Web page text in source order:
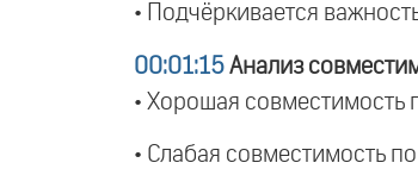
• Подчёркивается
00:01:15 Анализ
• Хорошая совместимость
• Слабая совместимость